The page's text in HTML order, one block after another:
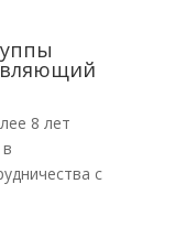
8 лет
с